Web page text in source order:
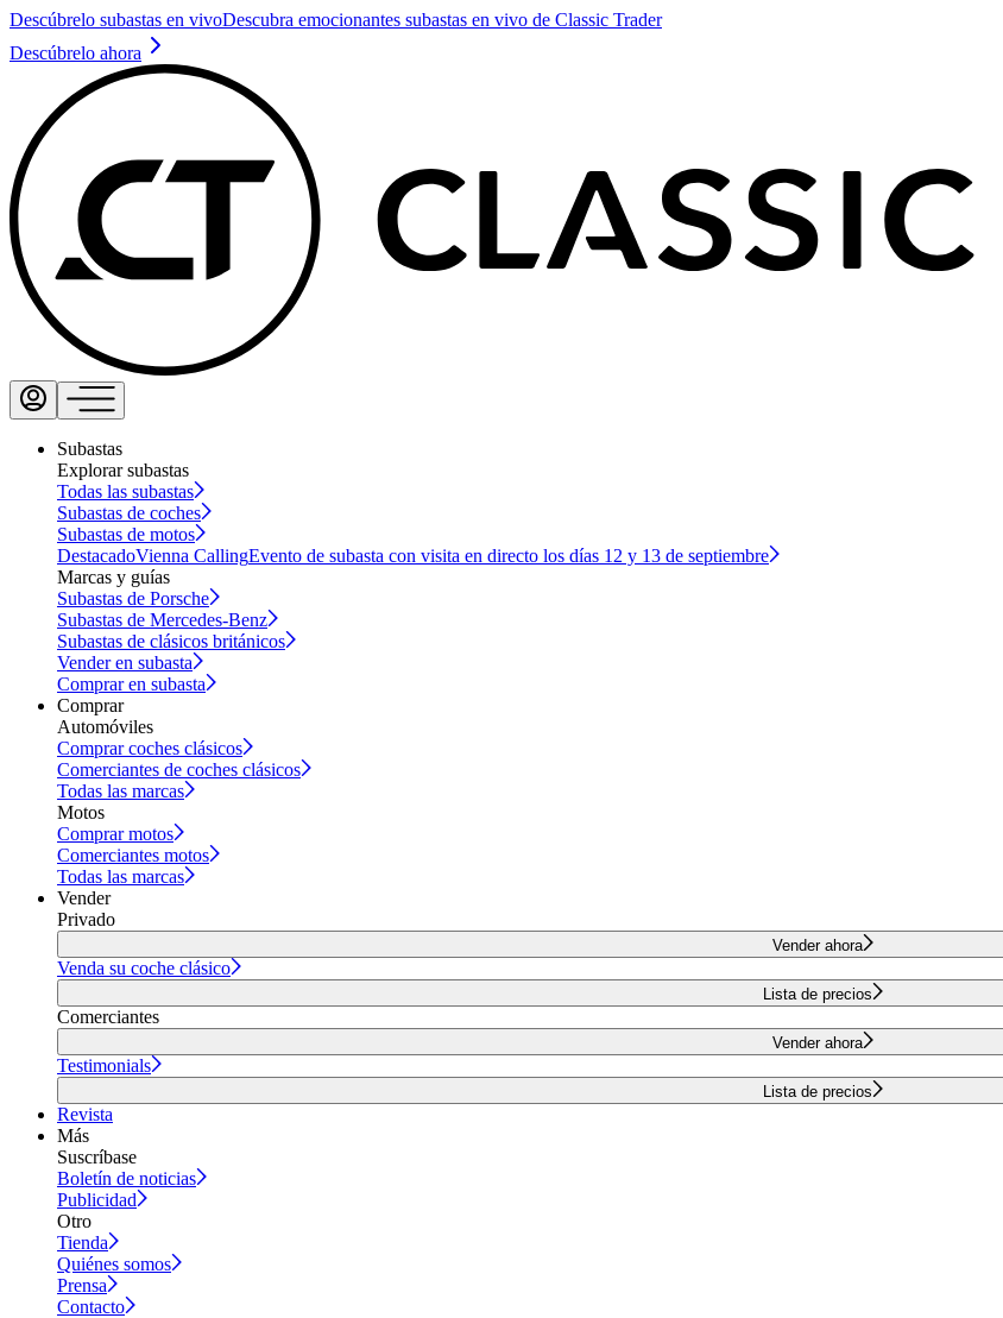
Descúbrelo subastas en vivoDescubra emocionantes subastas en vivo de Classic Trader
Descúbrelo ahora
Subastas
Explorar subastas
Todas las subastas
Subastas de coches
Subastas de motos
DestacadoVienna CallingEvento de subasta con visita en directo los días 12 y 13 de septiembre
Marcas y guías
Subastas de Porsche
Subastas de Mercedes-Benz
Subastas de clásicos británicos
Vender en subasta
Comprar en subasta
Comprar
Automóviles
Comprar coches clásicos
Comerciantes de coches clásicos
Todas las marcas
Motos
Comprar motos
Comerciantes motos
Todas las marcas
Vender
Privado
Vender ahora
Venda su coche clásico
Lista de precios
Comerciantes
Vender ahora
Testimonials
Lista de precios
Revista
Más
Suscríbase
Boletín de noticias
Publicidad
Otro
Tienda
Quiénes somos
Prensa
Contacto